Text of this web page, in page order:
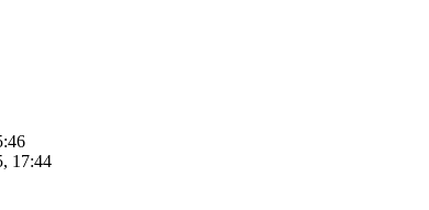
17:44